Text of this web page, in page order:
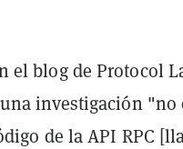
el blog de Protocol
investigación
de la API RPC